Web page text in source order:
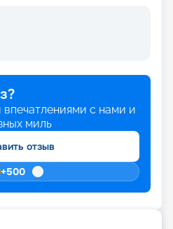
с нами и
миль
отзыв
+500